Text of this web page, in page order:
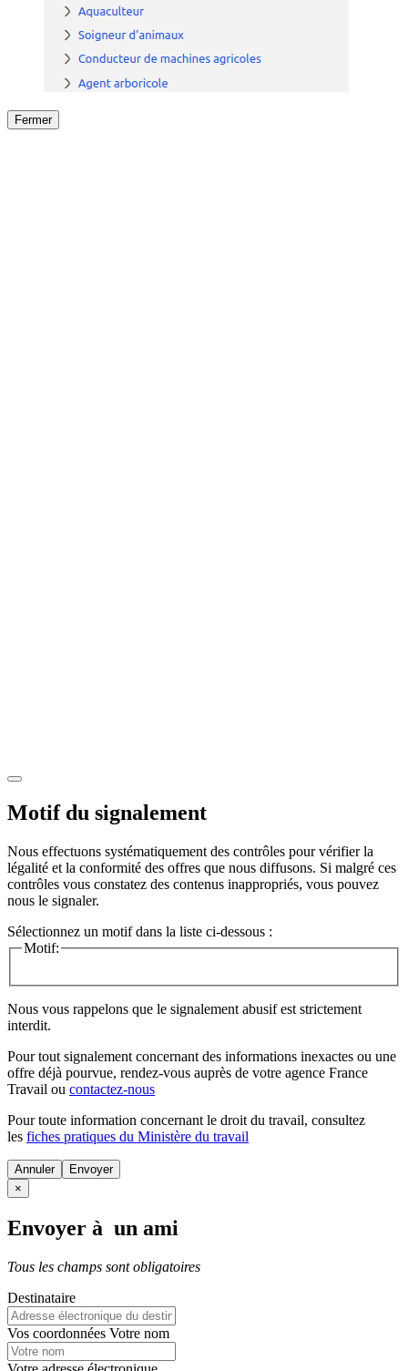
Fermer
Motif du signalement
Nous effectuons systématiquement des contrôles pour vérifier la
légalité et la conformité des offres que nous diffusons. Si malgré ces
contrôles vous constatez des contenus inappropriés, vous pouvez
nous le signaler.
Sélectionnez un motif dans la liste ci-dessous :
Motif:
Nous vous rappelons que le signalement abusif est strictement
interdit.
Pour tout signalement concernant des informations inexactes ou une
offre déjà pourvue, rendez-vous auprès de votre agence France
Travail ou contactez-nous
Pour toute information concernant le droit du travail, consultez
les fiches pratiques du Ministère du travail
Annuler
×
Envoyer à un ami
Tous les champs sont obligatoires
Destinataire
Vos coordonnées Votre nom